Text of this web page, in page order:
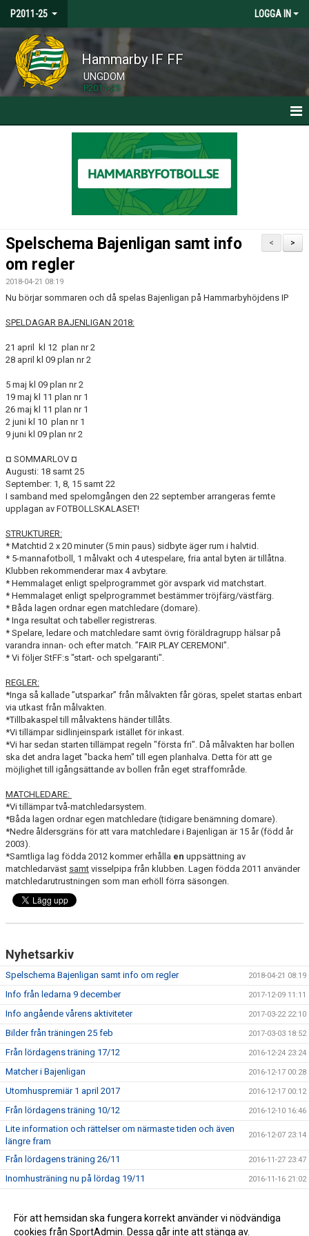
P2011-25 LOGGA IN
Hammarby IF FF
UNGDOM
P2011-25
BILDGALLERI
DOKUMENT
MATCHER
>
<
Spelschema Bajenligan samt info
om regler
2018-04-21 08:19
Nu börjar sommaren och då spelas Bajenligan på Hammarbyhöjdens IP
SPELDAGAR BAJENLIGAN 2018:
21 april kl 12 plan nr 2
28 april kl 09 plan nr 2
5 maj kl 09 plan nr 2
19 maj kl 11 plan nr 1
26 maj kl 11 plan nr 1
2 juni kl 10 plan nr 1
9 juni kl 09 plan nr 2
¤ SOMMARLOV ¤
Augusti: 18 samt 25
September: 1, 8, 15 samt 22
I samband med spelomgången den 22 september arrangeras femte
upplagan av FOTBOLLSKALASET!
STRUKTURER:
* Matchtid 2 x 20 minuter (5 min paus) sidbyte äger rum i halvtid.
* 5-mannafotboll, 1 målvakt och 4 utespelare, fria antal byten är tillåtna.
Klubben rekommenderar max 4 avbytare.
* Hemmalaget enligt spelprogrammet gör avspark vid matchstart.
* Hemmalaget enligt spelprogrammet bestämmer tröjfärg/västfärg.
* Båda lagen ordnar egen matchledare (domare).
* Inga resultat och tabeller registreras.
* Spelare, ledare och matchledare samt övrig föräldragrupp hälsar på
varandra innan- och efter match. ”FAIR PLAY CEREMONI”.
* Vi följer StFF:s "start- och spelgaranti".
REGLER:
*Inga så kallade ”utsparkar” från målvakten får göras, spelet startas enbart
via utkast från målvakten.
*Tillbakaspel till målvaktens händer tillåts.
*Vi tillämpar sidlinjeinspark istället för inkast.
*Vi har sedan starten tillämpat regeln "första fri". Då målvakten har bollen
ska det andra laget "backa hem" till egen planhalva. Detta för att ge
möjlighet till igångsättande av bollen från eget straffområde.
MATCHLEDARE:
*Vi tillämpar två-matchledarsystem.
*Båda lagen ordnar egen matchledare (tidigare benämning domare).
*Nedre åldersgräns för att vara matchledare i Bajenligan är 15 år (född år
2003).
*Samtliga lag födda 2012 kommer erhålla en uppsättning av
matchledarväst samt visselpipa från klubben. Lagen födda 2011 använder
matchledarutrustningen som man erhöll förra säsongen.
Nyhetsarkiv
Spelschema Bajenligan samt info om regler 2018-04-21 08:19
Info från ledarna 9 december 2017-12-09 11:11
Info angående vårens aktiviteter 2017-03-22 22:10
Bilder från träningen 25 feb 2017-03-03 18:52
Från lördagens träning 17/12 2016-12-24 23:24
Matcher i Bajenligan 2016-12-17 00:28
Utomhuspremiär 1 april 2017 2016-12-17 00:12
Från lördagens träning 10/12 2016-12-10 16:46
Lite information och rättelser om närmaste tiden och även
längre fram
2016-12-07 23:14
Från lördagens träning 26/11 2016-11-27 23:47
Inomhusträning nu på lördag 19/11 2016-11-16 21:02
Utomhussäsongen 2017 2016-10-29 23:36
För att hemsidan ska fungera korrekt använder vi nödvändiga
cookies från SportAdmin. Dessa går inte att stänga av.